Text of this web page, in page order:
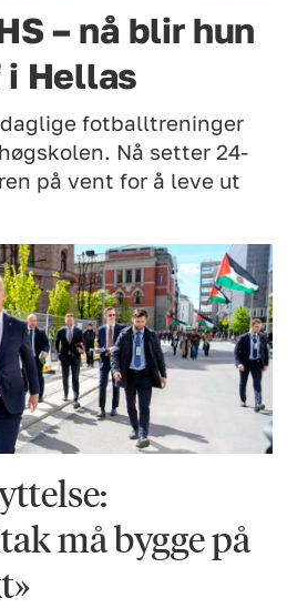
– nå blir hun
Hellas
fotballtreninger
Nå setter 24-
på vent for å leve ut
må bygge på